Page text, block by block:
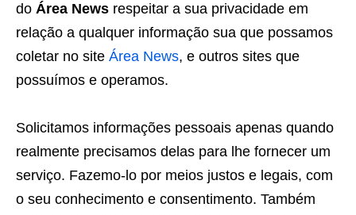
do Área News respeitar a sua privacidade em
relação a qualquer informação sua que possamos
coletar no site Área News, e outros sites que
possuímos e operamos.
Solicitamos informações pessoais apenas quando
realmente precisamos delas para lhe fornecer um
serviço. Fazemo-lo por meios justos e legais, com
o seu conhecimento e consentimento. Também